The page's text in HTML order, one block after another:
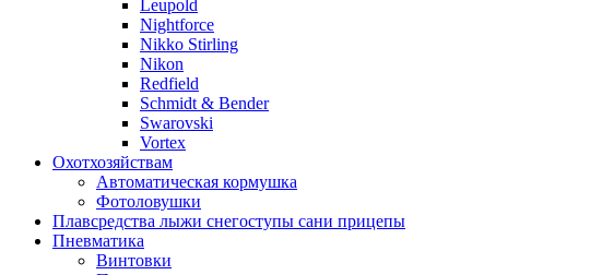
Leupold
Nightforce
Nikko Stirling
Nikon
Redfield
Schmidt & Bender
Swarovski
Vortex
Охотхозяйствам
Автоматическая кормушка
Фотоловушки
Плавсредства лыжи снегоступы сани прицепы
Пневматика
Винтовки